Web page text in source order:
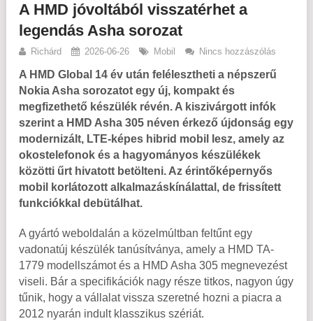
A HMD jóvoltából visszatérhet a
legendás Asha sorozat
Richárd 2026-06-26 Mobil Nincs hozzászólás
A HMD Global 14 év után felélesztheti a népszerű
Nokia Asha sorozatot egy új, kompakt és
megfizethető készülék révén. A kiszivárgott infók
szerint a HMD Asha 305 néven érkező újdonság egy
modernizált, LTE-képes hibrid mobil lesz, amely az
okostelefonok és a hagyományos készülékek
közötti űrt hivatott betölteni. Az érintőképernyős
mobil korlátozott alkalmazáskínálattal, de frissített
funkciókkal debütálhat.
A gyártó weboldalán a közelmúltban feltűnt egy
vadonatúj készülék tanúsítványa, amely a HMD TA-
1779 modellszámot és a HMD Asha 305 megnevezést
viseli. Bár a specifikációk nagy része titkos, nagyon úgy
tűnik, hogy a vállalat vissza szeretné hozni a piacra a
2012 nyarán indult klasszikus szériát.